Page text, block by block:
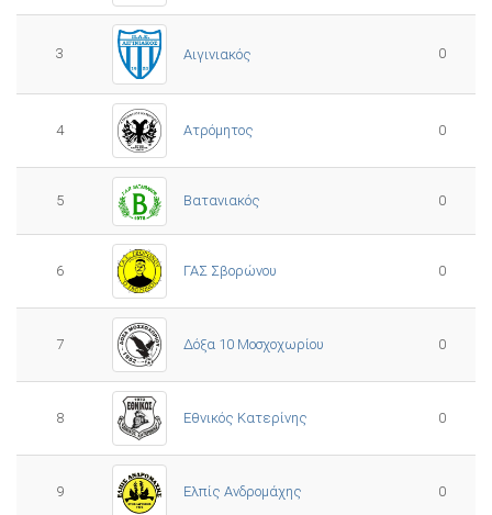
3 Αιγινιακός 0
4 Ατρόμητος 0
5 Βατανιακός 0
6 ΓΑΣ Σβορώνου 0
7 Δόξα 10 Μοσχοχωρίου 0
8 Εθνικός Κατερίνης 0
9 Ελπίς Ανδρομάχης 0